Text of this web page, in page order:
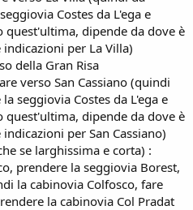
Costes da L'ega e
quest'ultima, dipende da dove è
per La Villa)
della Gran Risa
verso San Cassiano (quindi
seggiovia Costes da L'ega e
quest'ultima, dipende da dove è
per San Cassiano)
se larghissima e corta) :
prendere la seggiovia Borest,
la cabinovia Colfosco, fare
la cabinovia Col Pradat